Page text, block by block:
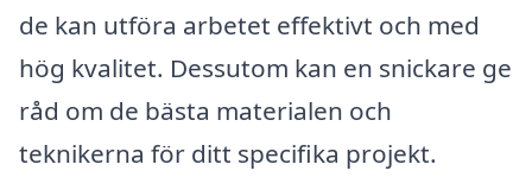
de kan utföra arbetet effektivt och med
hög kvalitet. Dessutom kan en snickare ge
råd om de bästa materialen och
teknikerna för ditt specifika projekt.